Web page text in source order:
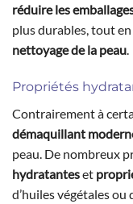
réduire les
plus durables, tout
nettoyage de la peau.
Propriétés
Contrairement à
démaquillant
peau. De nombreux
hydratanteset
d’huiles végétales ou